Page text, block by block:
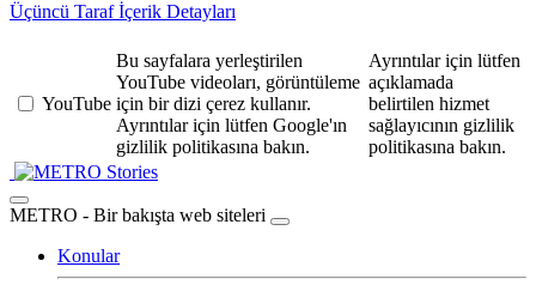
Üçüncü Taraf İçerik Detayları
YouTube
Bu sayfalara yerleştirilen
YouTube videoları, görüntüleme
için bir dizi çerez kullanır.
Ayrıntılar için lütfen Google'ın
gizlilik politikasına bakın.
Ayrıntılar için lütfen
açıklamada
belirtilen hizmet
sağlayıcının gizlilik
politikasına bakın.
Stories
METRO - Bir bakışta web siteleri
Konular